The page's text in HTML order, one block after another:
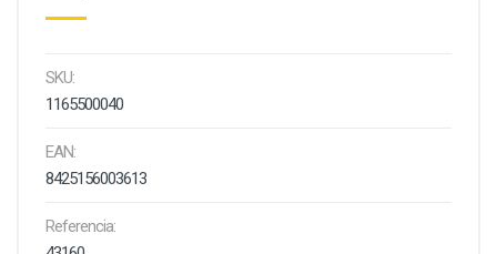
SKU:
1165500040
EAN:
8425156003613
Referencia: